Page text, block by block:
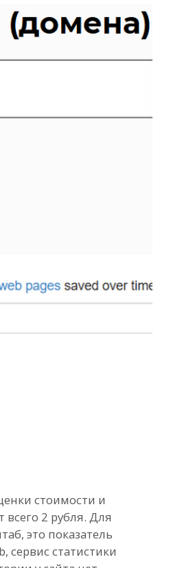
стоимости и
всего 2 рубля. Для
это показатель
сервис статистики